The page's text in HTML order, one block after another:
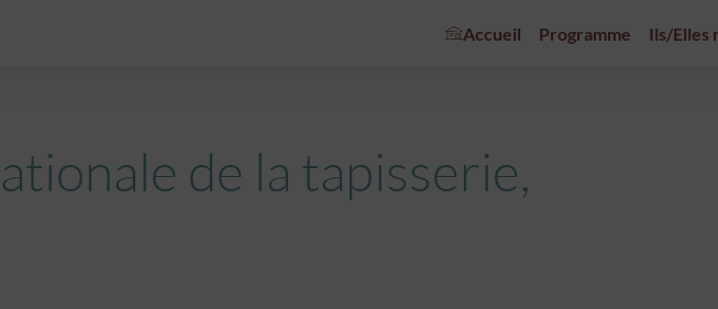
Accueil Programme Ils/Elles
de la tapisserie,